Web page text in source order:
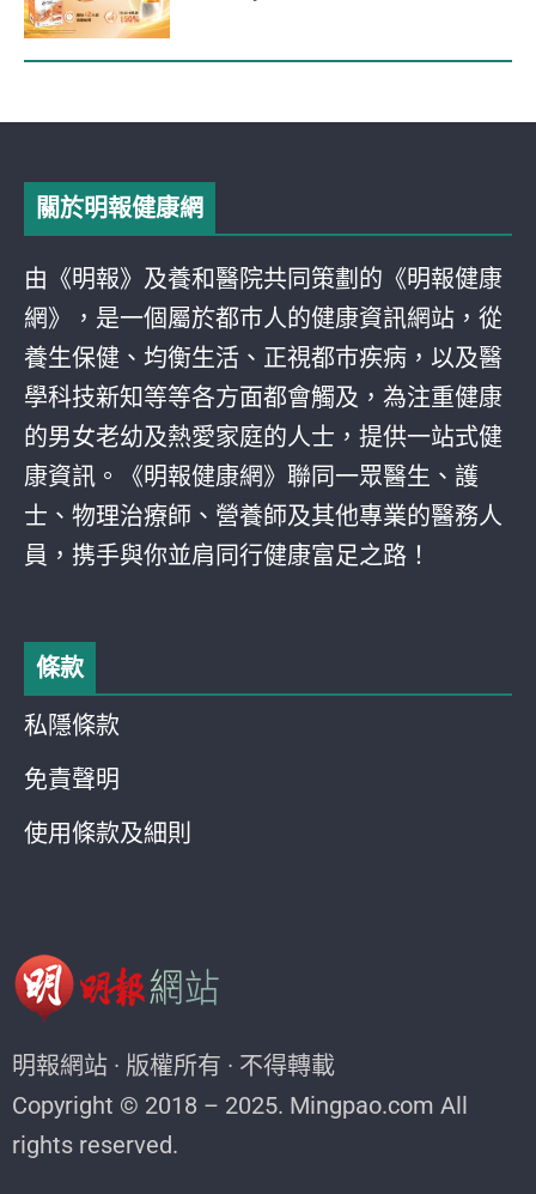
關於明報健康網
由《明報》及養和醫院共同策劃的《明報健康
網》，是一個屬於都巿人的健康資訊網站，從
養生保健、均衡生活、正視都巿疾病，以及醫
學科技新知等等各方面都會觸及，為注重健康
的男女老幼及熱愛家庭的人士，提供一站式健
康資訊。《明報健康網》聯同一眾醫生、護
士、物理治療師、營養師及其他專業的醫務人
員，携手與你並肩同行健康富足之路！
條款
私隱條款
免責聲明
使用條款及細則
明報網站 · 版權所有 · 不得轉載
Copyright © 2018 – 2025. Mingpao.com All
rights reserved.